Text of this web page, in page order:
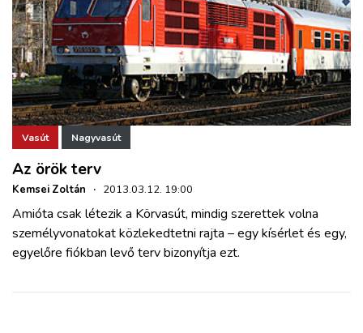
KÖZLEKEDÉSFEJLESZTÉS
ELLÁTÁSI LÁNC
ZÖLDÚT
HAJÓZÁS
BLOG
Vasút Nagyvasút
Az örök terv
Kemsei Zoltán · 2013.03.12. 19:00
Amióta csak létezik a Körvasút, mindig szerettek volna
személyvonatokat közlekedtetni rajta – egy kísérlet és egy,
egyelőre fiókban levő terv bizonyítja ezt.